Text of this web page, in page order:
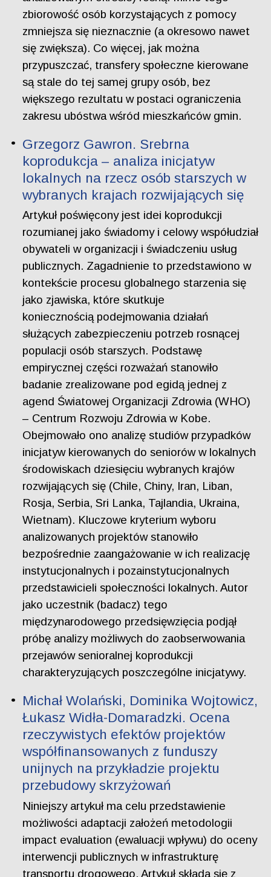
zbiorowość osób korzystających z pomocy
zmniejsza się nieznacznie (a okresowo nawet
się zwiększa). Co więcej, jak można
przypuszczać, transfery społeczne kierowane
są stale do tej samej grupy osób, bez
większego rezultatu w postaci ograniczenia
zakresu ubóstwa wśród mieszkańców gmin.
Grzegorz Gawron. Srebrna
koprodukcja – analiza inicjatyw
lokalnych na rzecz osób starszych w
wybranych krajach rozwijających się
Artykuł poświęcony jest idei koprodukcji
rozumianej jako świadomy i celowy współudział
obywateli w organizacji i świadczeniu usług
publicznych. Zagadnienie to przedstawiono w
kontekście procesu globalnego starzenia się
jako zjawiska, które skutkuje
koniecznością podejmowania działań
służących zabezpieczeniu potrzeb rosnącej
populacji osób starszych. Podstawę
empirycznej części rozważań stanowiło
badanie zrealizowane pod egidą jednej z
agend Światowej Organizacji Zdrowia (WHO)
– Centrum Rozwoju Zdrowia w Kobe.
Obejmowało ono analizę studiów przypadków
inicjatyw kierowanych do seniorów w lokalnych
środowiskach dziesięciu wybranych krajów
rozwijających się (Chile, Chiny, Iran, Liban,
Rosja, Serbia, Sri Lanka, Tajlandia, Ukraina,
Wietnam). Kluczowe kryterium wyboru
analizowanych projektów stanowiło
bezpośrednie zaangażowanie w ich realizację
instytucjonalnych i pozainstytucjonalnych
przedstawicieli społeczności lokalnych. Autor
jako uczestnik (badacz) tego
międzynarodowego przedsięwzięcia podjął
próbę analizy możliwych do zaobserwowania
przejawów senioralnej koprodukcji
charakteryzujących poszczególne inicjatywy.
Michał Wolański, Dominika Wojtowicz,
Łukasz Widła-Domaradzki. Ocena
rzeczywistych efektów projektów
współfinansowanych z funduszy
unijnych na przykładzie projektu
przebudowy skrzyżowań
Niniejszy artykuł ma celu przedstawienie
możliwości adaptacji założeń metodologii
impact evaluation (ewaluacji wpływu) do oceny
interwencji publicznych w infrastrukturę
transportu drogowego. Artykuł składa się z